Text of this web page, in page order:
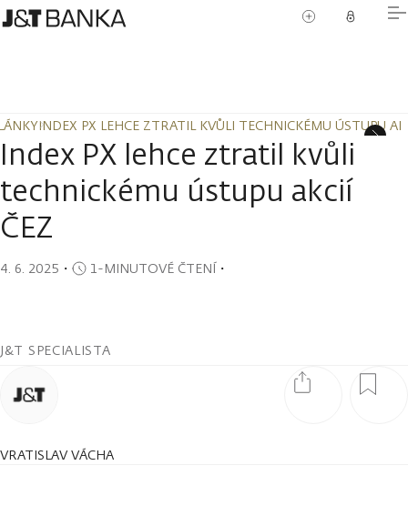
INDEX PX LEHCE ZTRATIL KVŮLI TECHNICKÉMU ÚSTUPU
INDEX PX LEHCE ZTRATIL KVŮLI TECHNICKÉMU ÚSTUPU
Index PX lehce ztratil kvůli
technickému ústupu akcií
ČEZ
4. 6. 2025 ・ 1-MINUTOVÉ ČTENÍ・
J&T SPECIALISTA
VRATISLAV VÁCHA